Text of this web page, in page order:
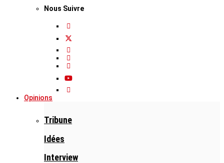
Nous Suivre
Opinions
Tribune
Idées
Interview